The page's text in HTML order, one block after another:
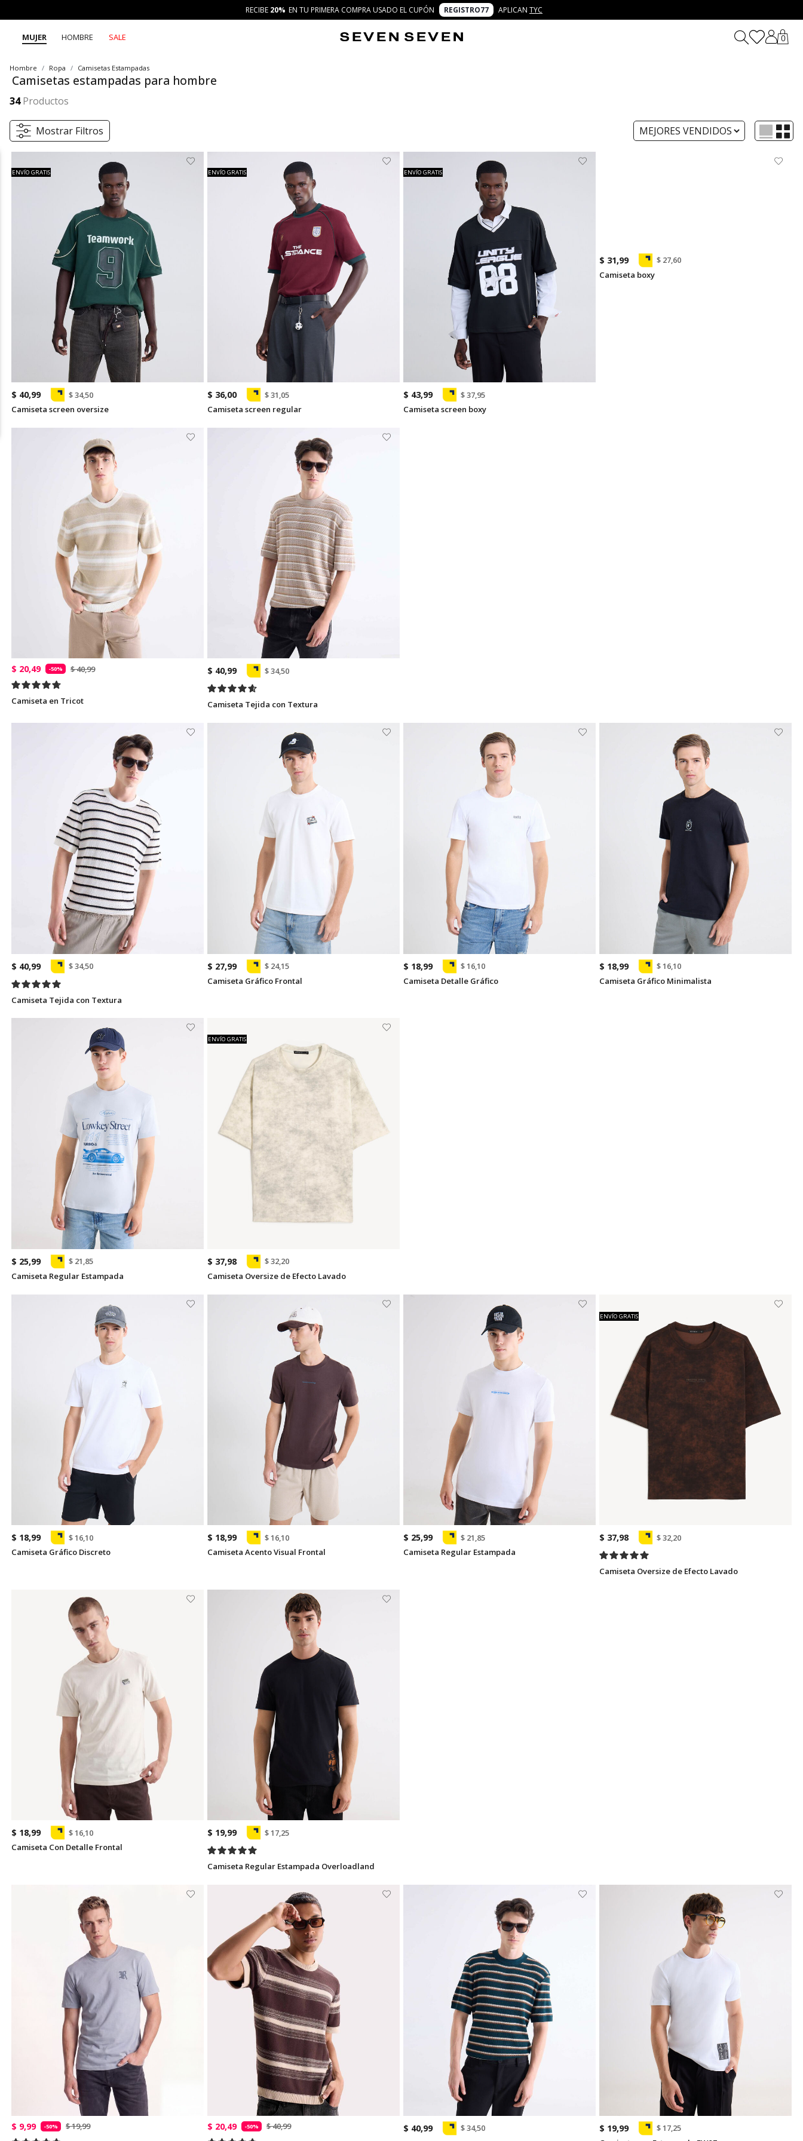
RECIBE 20% EN TU PRIMERA COMPRA USADO EL CUPÓN REGISTRO77 APLICAN TYC
MUJER HOMBRE SALE 0
Hombre Ropa Camisetas Estampadas
Camisetas estampadas para hombre
34Productos
Mostrar Filtros
ENVÍO GRATIS
$ 40,99
$ 34,50
Camiseta screen oversize
ENVÍO GRATIS
$ 36,00
$ 31,05
Camiseta screen regular
ENVÍO GRATIS
$ 43,99
$ 37,95
Camiseta screen boxy
$ 31,99
$ 27,60
Camiseta boxy
$ 20,49 -50% $ 40,99
Camiseta en Tricot
$ 40,99 $ 34,50
Camiseta Tejida con Textura
$ 40,99 $ 34,50
Camiseta Tejida con Textura
$ 27,99
$ 24,15
Camiseta Gráfico Frontal
$ 18,99
$ 16,10
Camiseta Detalle Gráfico
$ 18,99
$ 16,10
Camiseta Gráfico Minimalista
$ 25,99
$ 21,85
Camiseta Regular Estampada
ENVÍO GRATIS
$ 37,98
$ 32,20
Camiseta Oversize de Efecto Lavado
$ 18,99
$ 16,10
Camiseta Gráfico Discreto
$ 18,99
$ 16,10
Camiseta Acento Visual Frontal
$ 25,99
$ 21,85
Camiseta Regular Estampada
ENVÍO GRATIS
$ 37,98 $ 32,20
Camiseta Oversize de Efecto Lavado
$ 18,99
$ 16,10
Camiseta Con Detalle Frontal
$ 19,99 $ 17,25
Camiseta Regular Estampada Overloadland
$ 9,99 -50% $ 19,99 $ 20,49 -50% $ 40,99 $ 40,99 $ 34,50 $ 19,99
$ 17,25